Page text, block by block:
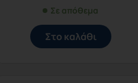
Σε απόθεμα
Στο καλάθι